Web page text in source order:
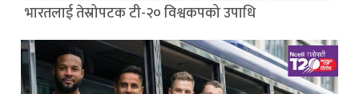
भारतलाई तेस्रोपटक टी-२० विश्वकपको उपाधि